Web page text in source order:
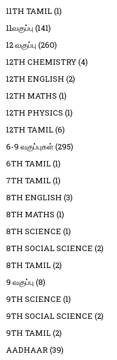
11TH TAMIL(1)
11வகுப்பு (141)
12 வகுப்பு (260)
12TH CHEMISTRY(4)
12TH ENGLISH (2)
12TH MATHS (1)
12TH PHYSICS (1)
12TH TAMIL(6)
6-9 வகுப்புகள்(295)
6TH TAMIL(1)
7TH TAMIL(1)
8TH ENGLISH (3)
8TH MATHS (1)
8TH SCIENCE (1)
8TH SOCIAL SCIENCE (2)
8TH TAMIL(2)
9 வகுப்பு (8)
9TH SCIENCE (1)
9TH SOCIAL SCIENCE (2)
9TH TAMIL(2)
AADHAAR(39)